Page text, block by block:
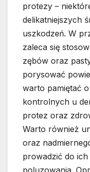
protezy –
delikatniejszych
uszkodzeń. W
zaleca się
zębów oraz
porysować
warto pamiętać
kontrolnych u
protez oraz
Warto również
oraz
prowadzić do
poluzowania.